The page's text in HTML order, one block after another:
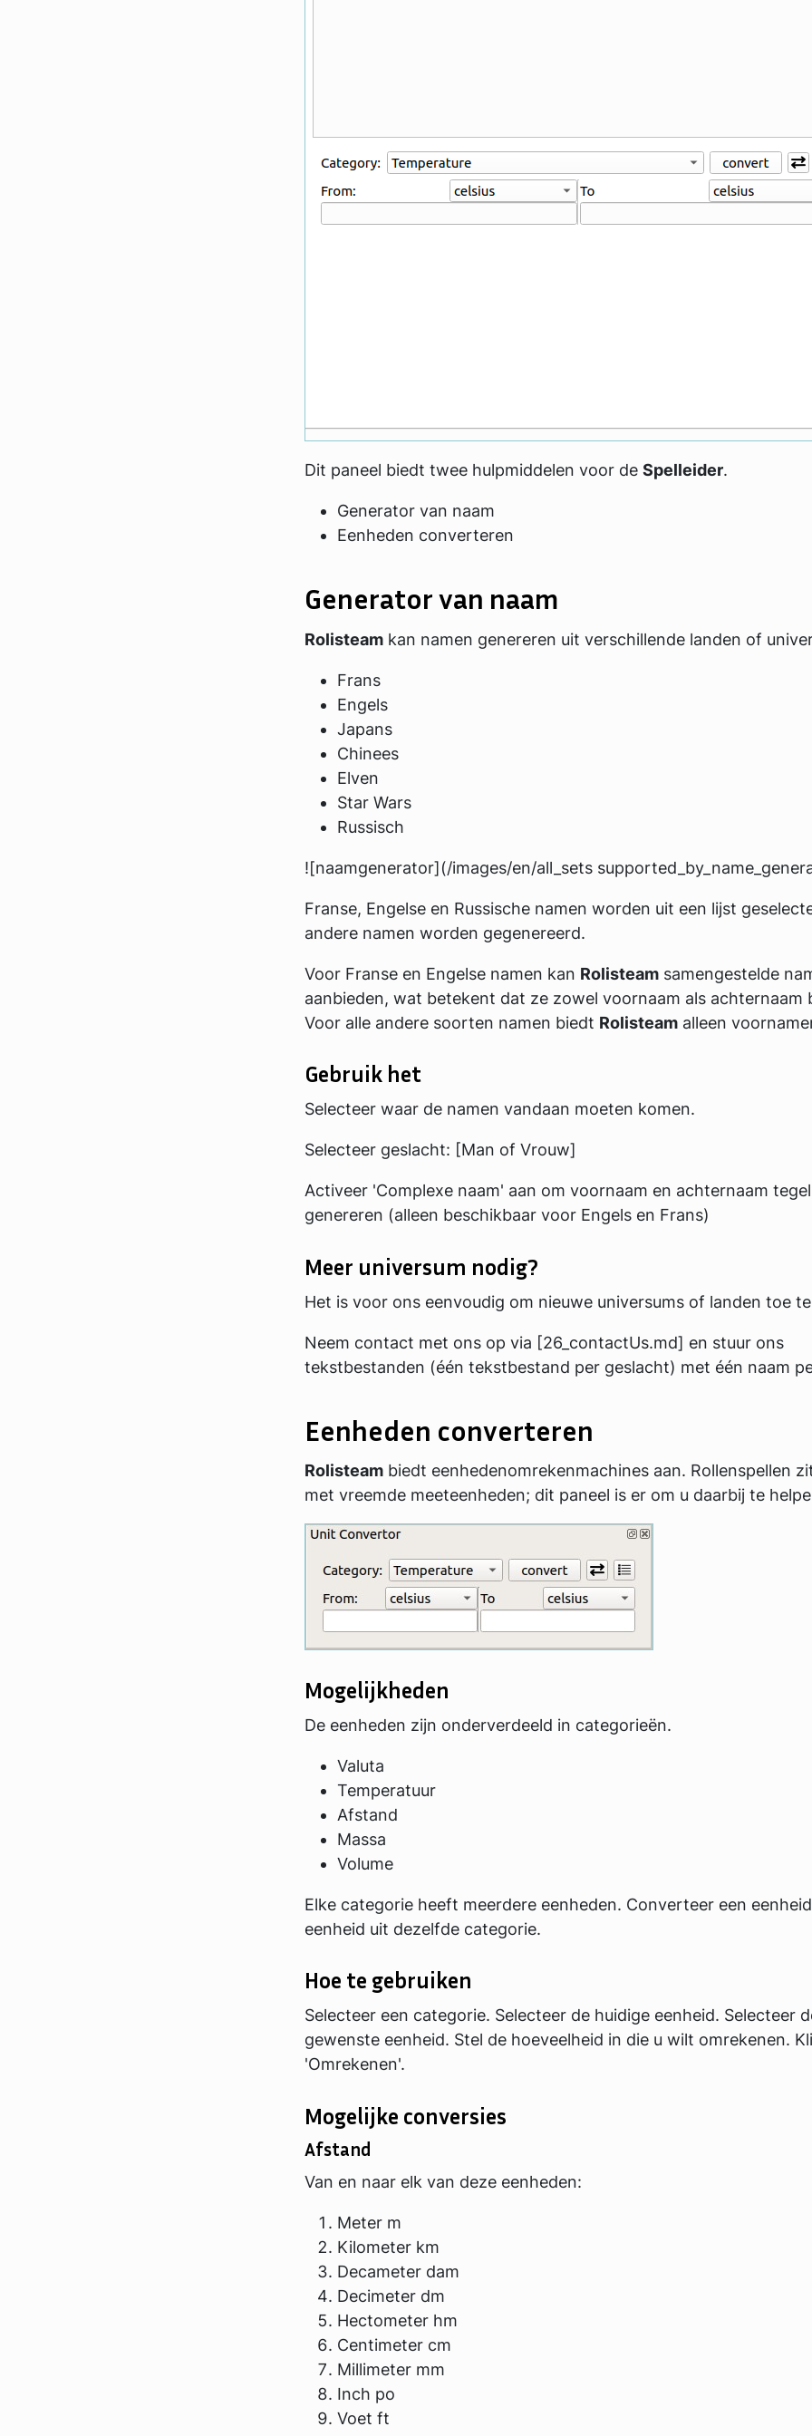
Dit paneel biedt twee hulpmiddelen voor de Spelleider.
Generator van naam
Eenheden converteren
Generator van naam
Rolisteam kan namen genereren uit verschillende landen of
Frans
Engels
Japans
Chinees
Elven
Star Wars
Russisch
![naamgenerator](/images/en/all_sets
Franse, Engelse en Russische namen worden uit een lijst
andere namen worden gegenereerd.
Voor Franse en Engelse namen kan Rolisteam samengestelde
aanbieden, wat betekent dat ze zowel voornaam als achternaam
Voor alle andere soorten namen biedt Rolisteam alleen
Gebruik het
Selecteer waar de namen vandaan moeten komen.
Selecteer geslacht: [Man of Vrouw]
Activeer 'Complexe naam' aan om voornaam en achternaam
genereren (alleen beschikbaar voor Engels en Frans)
Meer universum nodig?
Het is voor ons eenvoudig om nieuwe universums of landen toe
Neem contact met ons op via [26_contactUs.md] en stuur ons
tekstbestanden (één tekstbestand per geslacht) met één naam
Eenheden converteren
Rolisteam biedt eenhedenomrekenmachines aan. Rollenspellen
met vreemde meeteenheden; dit paneel is er om u daarbij te
Mogelijkheden
De eenheden zijn onderverdeeld in categorieën.
Valuta
Temperatuur
Afstand
Massa
Volume
Elke categorie heeft meerdere eenheden. Converteer een
eenheid uit dezelfde categorie.
Hoe te gebruiken
Selecteer een categorie. Selecteer de huidige eenheid. Selecteer
gewenste eenheid. Stel de hoeveelheid in die u wilt omrekenen.
'Omrekenen'.
Mogelijke conversies
Afstand
Van en naar elk van deze eenheden:
Meter m
Kilometer km
Decameter dam
Decimeter dm
Hectometer hm
Centimeter cm
Millimeter mm
Inch po
Voet ft